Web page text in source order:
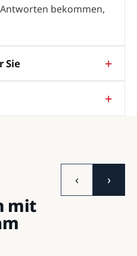
bekommen,
Sie
mit
‹ ›